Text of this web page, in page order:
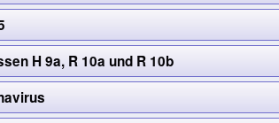
H 9a, R 10a und R 10b